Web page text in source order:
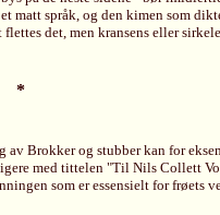
matt språk, og den kimen som
det, men kransens eller
*
Brokker og stubber kan for
med tittelen "Til Nils Collett
som er essensielt for frøets